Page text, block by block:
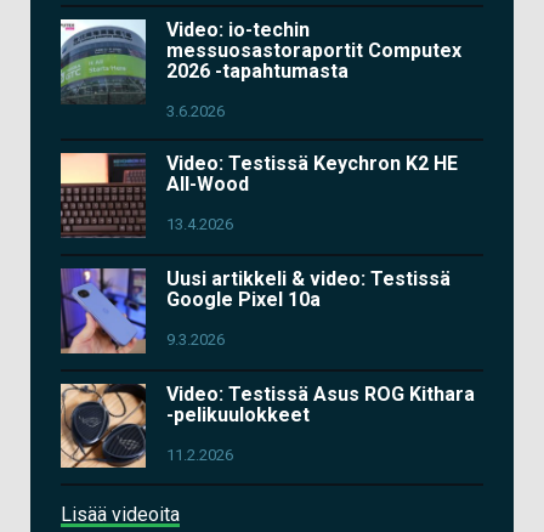
Video: io-techin
messuosastoraportit Computex
2026 -tapahtumasta
3.6.2026
Video: Testissä Keychron K2 HE
All-Wood
13.4.2026
Uusi artikkeli & video: Testissä
Google Pixel 10a
9.3.2026
Video: Testissä Asus ROG Kithara
-pelikuulokkeet
11.2.2026
Lisää videoita